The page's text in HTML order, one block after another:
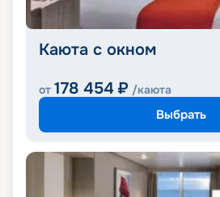
Каюта с окном
от 178 454 ₽ /каюта
Выбрать